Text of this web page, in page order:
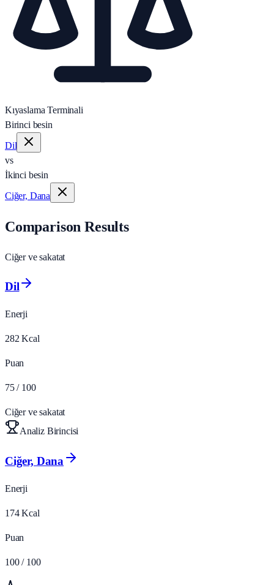
Kıyaslama Terminali
Birinci besin
Dil
vs
İkinci besin
Ciğer, Dana
Comparison Results
Ciğer ve sakatat
Dil
Enerji
282 Kcal
Puan
75 / 100
Ciğer ve sakatat
Analiz Birincisi
Ciğer, Dana
Enerji
174 Kcal
Puan
100 / 100